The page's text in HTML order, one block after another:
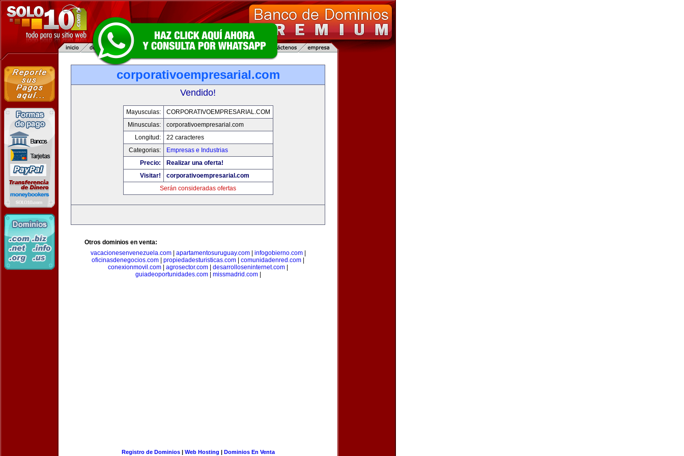
corporativoempresarial.com
Vendido!
Mayusculas:
CORPORATIVOEMPRESARIAL.COM
Minusculas:
corporativoempresarial.com
Longitud:
22 caracteres
Categorias:
Empresas e Industrias
Precio:
Realizar una oferta!
Visitar!
corporativoempresarial.com
Serán consideradas ofertas
Otros dominios en venta:
vacacionesenvenezuela.com| apartamentosuruguay.com| infogobierno.com|
oficinasdenegocios.com
propiedadesturisticas.com comunidadenred.com
conexionmovil.com
agrosector.com desarrolloseninternet.com
guiadeoportunidades.com| missmadrid.com|
Registro de Dominios| Web Hosting | Dominios En Venta